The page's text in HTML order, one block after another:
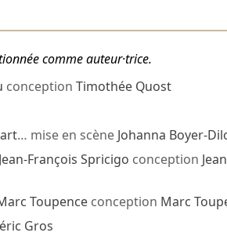
comme auteur·trice.
conception Timothée Quost
… mise en scène Johanna Boyer-
Jean-François Spricigo conception
Toupenceconception Marc
Gros